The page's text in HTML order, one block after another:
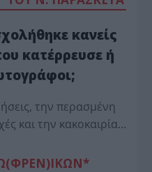
κανείς
κατέρρευσε ή
την περασμένη
και την κακοκαιρία…